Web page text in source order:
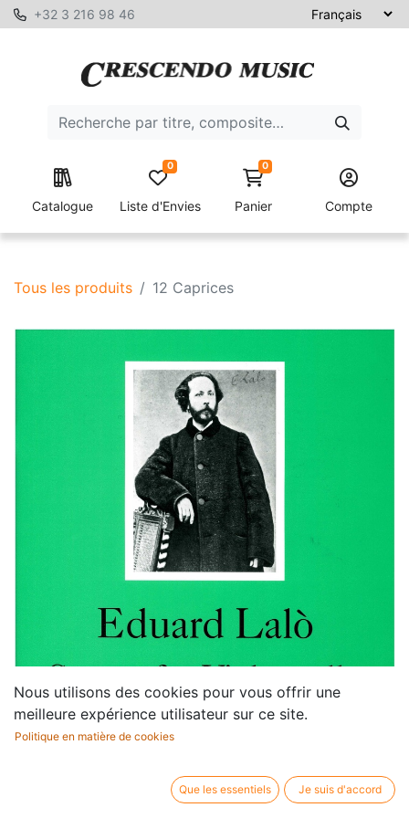
+32 3 216 98 46
Catalogue Liste d'Envies
0 0
Panier Compte
Tous les produits 12 Caprices
Nous utilisons des cookies pour vous offrir une
meilleure expérience utilisateur sur ce site.
Politique en matière de cookies
Que les essentiels Je suis d'accord